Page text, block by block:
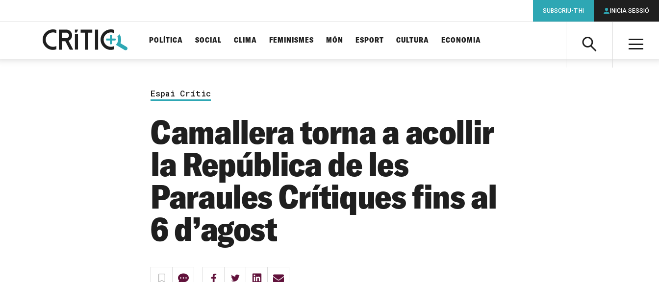
Cerca
POLÍTICA SOCIAL CLIMA FEMINISMES MÓN ESPORT CULTURA ECONOMIA
SUBSCRIU-T'HI INICIA SESSIÓ
Espai Crític
Camallera torna a acollir
la República de les
Paraules Crítiques fins al
6 d’agost